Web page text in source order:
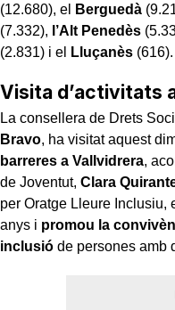
(12.680), el
Berguedà
(7.332), l’Alt Penedès
(2.831) i el
Lluçanès (616).
Visita d’activitats
La consellera de Drets
Bravo, ha visitat aquest
barreres a Vallvidrera,
de Joventut, Clara
per Oratge Lleure Inclusiu,
anys i promou la
inclusió de persones amb